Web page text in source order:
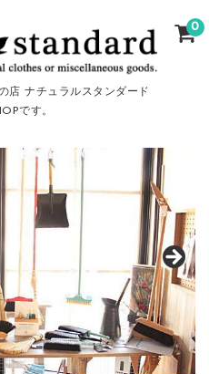
店 ナチュラルスタンダード
です。
0